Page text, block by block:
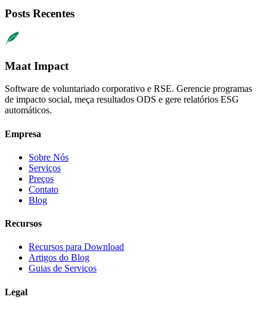
Posts Recentes
Maat Impact
Software de voluntariado corporativo e RSE. Gerencie programas
de impacto social, meça resultados ODS e gere relatórios ESG
automáticos.
Empresa
Sobre Nós
Serviços
Preços
Contato
Blog
Recursos
Recursos para Download
Artigos do Blog
Guias de Serviços
Legal